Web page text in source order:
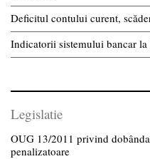
Deficitul contului curent,
Indicatorii sistemului bancar
Legislatie
OUG 13/2011 privind
penalizatoare